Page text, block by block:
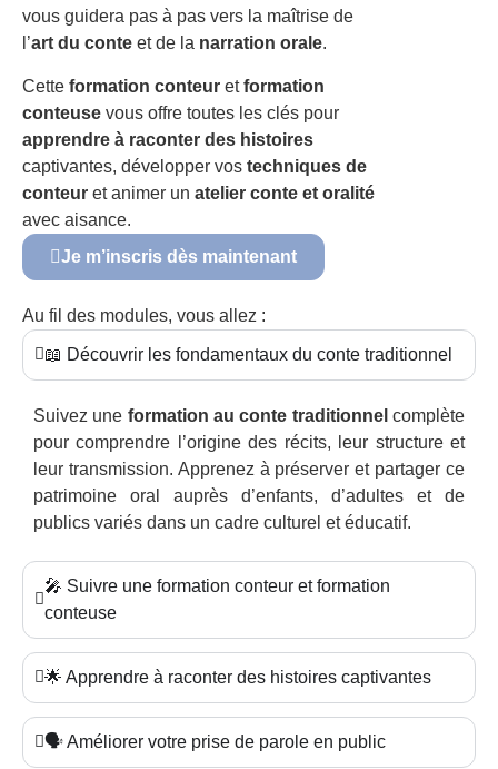
vous guidera pas à pas vers la maîtrise de
l’art du conte et de la narration orale.
Cette formation conteur etformation
conteuse vous offre toutes les clés pour
apprendre à raconter des histoires
captivantes, développer vos techniques de
conteur et animer un atelier conte et oralité
avec aisance.
Je m’inscris dès maintenant
Au fil des modules, vous allez :
📖 Découvrir les fondamentaux du conte traditionnel
Suivez une formation au conte traditionnel complète
pour comprendre l’origine des récits, leur structure et
leur transmission. Apprenez à préserver et partager ce
patrimoine oral auprès d’enfants, d’adultes et de
publics variés dans un cadre culturel et éducatif.
🎤 Suivre une formation conteur et formation
conteuse
🌟 Apprendre à raconter des histoires captivantes
🗣️ Améliorer votre prise de parole en public